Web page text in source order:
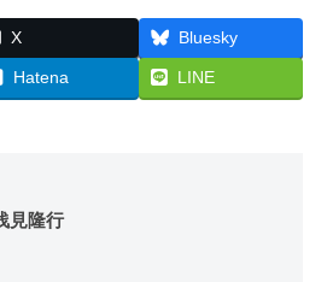
X Bluesky
Hatena LINE
見隆行